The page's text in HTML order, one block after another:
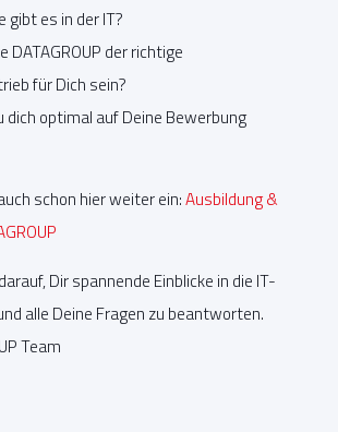
gibt es in der IT?
DATAGROUP der richtige
für Dich sein?
dich optimal auf Deine Bewerbung
schon hier weiter ein:Ausbildung &
Dir spannende Einblicke in die IT-
alle Deine Fragen zu beantworten.
Team